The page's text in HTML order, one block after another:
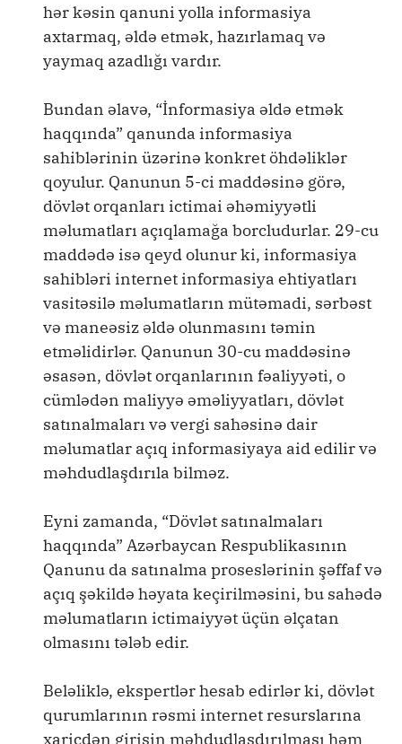
hər kəsin qanuni yolla informasiya
axtarmaq, əldə etmək, hazırlamaq və
yaymaq azadlığı vardır.
Bundan əlavə, “İnformasiya əldə etmək
haqqında” qanunda informasiya
sahiblərinin üzərinə konkret öhdəliklər
qoyulur. Qanunun 5-ci maddəsinə görə,
dövlət orqanları ictimai əhəmiyyətli
məlumatları açıqlamağa borcludurlar. 29-cu
maddədə isə qeyd olunur ki, informasiya
sahibləri internet informasiya ehtiyatları
vasitəsilə məlumatların mütəmadi, sərbəst
və maneəsiz əldə olunmasını təmin
etməlidirlər. Qanunun 30-cu maddəsinə
əsasən, dövlət orqanlarının fəaliyyəti, o
cümlədən maliyyə əməliyyatları, dövlət
satınalmaları və vergi sahəsinə dair
məlumatlar açıq informasiyaya aid edilir və
məhdudlaşdırıla bilməz.
Eyni zamanda, “Dövlət satınalmaları
haqqında” Azərbaycan Respublikasının
Qanunu da satınalma proseslərinin şəffaf və
açıq şəkildə həyata keçirilməsini, bu sahədə
məlumatların ictimaiyyət üçün əlçatan
olmasını tələb edir.
Beləliklə, ekspertlər hesab edirlər ki, dövlət
qurumlarının rəsmi internet resurslarına
xaricdən girişin məhdudlaşdırılması həm